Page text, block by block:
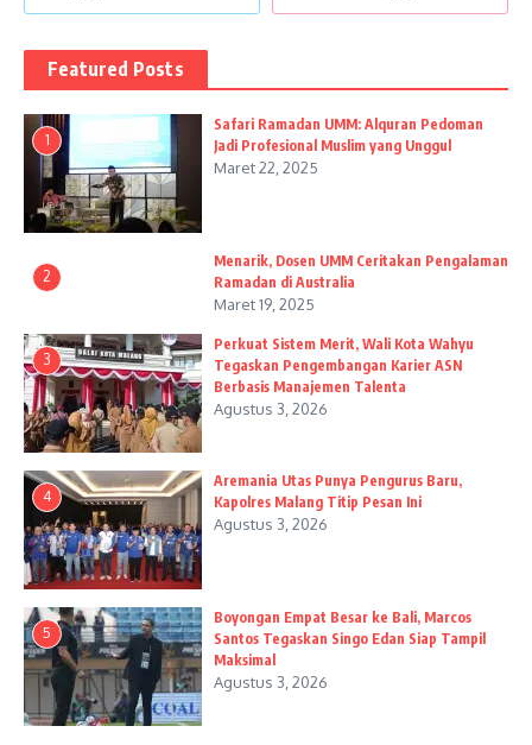
Featured Posts
1
Safari Ramadan UMM: Alquran Pedoman
Jadi Profesional Muslim yang Unggul
Maret 22, 2025
2
Menarik, Dosen UMM Ceritakan Pengalaman
Ramadan di Australia
Maret 19, 2025
3
Perkuat Sistem Merit, Wali Kota Wahyu
Tegaskan Pengembangan Karier ASN
Berbasis Manajemen Talenta
Agustus 3, 2026
4
Aremania Utas Punya Pengurus Baru,
Kapolres Malang Titip Pesan Ini
Agustus 3, 2026
5
Boyongan Empat Besar ke Bali, Marcos
Santos Tegaskan Singo Edan Siap Tampil
Maksimal
Agustus 3, 2026